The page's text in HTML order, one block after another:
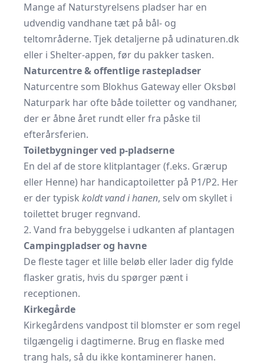
Mange af Naturstyrelsens pladser har en
udvendig vandhane tæt på bål- og
teltområderne. Tjek detaljerne på udinaturen.dk
eller i Shelter-appen, før du pakker tasken.
Naturcentre & offentlige rastepladser
Naturcentre som Blokhus Gateway eller Oksbøl
Naturpark har ofte både toiletter og vandhaner,
der er åbne året rundt eller fra påske til
efterårsferien.
Toiletbygninger ved p-pladserne
En del af de store klitplantager (f.eks. Grærup
eller Henne) har handicaptoiletter på P1/P2. Her
er der typisk koldt vand i hanen, selv om skyllet i
toilettet bruger regnvand.
2. Vand fra bebyggelse i udkanten af plantagen
Campingpladser og havne
De fleste tager et lille beløb eller lader dig fylde
flasker gratis, hvis du spørger pænt i
receptionen.
Kirkegårde
Kirkegårdens vandpost til blomster er som regel
tilgængelig i dagtimerne. Brug en flaske med
trang hals, så du ikke kontaminerer hanen.